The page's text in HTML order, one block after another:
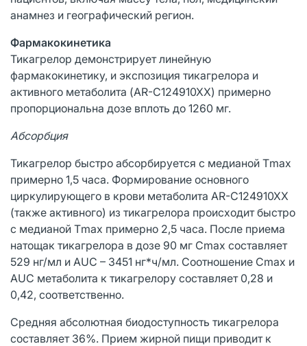
анамнез и географический регион.
Фармакокинетика
Тикагрелор демонстрирует линейную
фармакокинетику, и экспозиция тикагрелора и
активного метаболита (AR-C124910XX) примерно
пропорциональна дозе вплоть до 1260 мг.
Абсорбция
Тикагрелор быстро абсорбируется с медианой Тmax
примерно 1,5 часа. Формирование основного
циркулирующего в крови метаболита AR-C124910XX
(также активного) из тикагрелора происходит быстро
с медианой Тmax примерно 2,5 часа. После приема
натощак тикагрелора в дозе 90 мг Cmax составляет
529 нг/мл и AUC – 3451 нг*ч/мл. Соотношение Cmax и
AUC метаболита к тикагрелору составляет 0,28 и
0,42, соответственно.
Средняя абсолютная биодоступность тикагрелора
составляет 36%. Прием жирной пищи приводит к